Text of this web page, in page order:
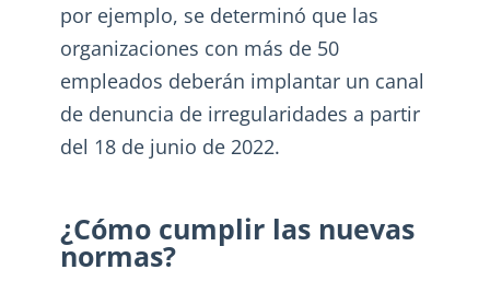
por ejemplo, se determinó que las
organizaciones con más de 50
empleados deberán implantar un canal
de denuncia de irregularidades a partir
del 18 de junio de 2022.
¿Cómo cumplir las nuevas
normas?